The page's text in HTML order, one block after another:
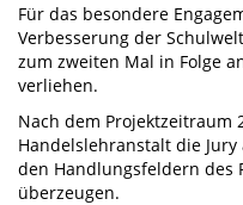
Für das besondere
Verbesserung der
zum zweiten Mal in Folge
verliehen.
Nach dem Projektzeitraum
Handelslehranstalt die
den Handlungsfeldern des
überzeugen.